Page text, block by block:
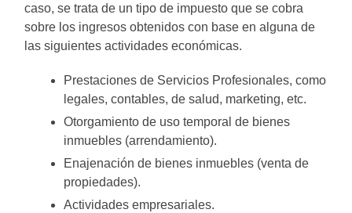
caso, se trata de un tipo de impuesto que se cobra
sobre los ingresos obtenidos con base en alguna de
las siguientes actividades económicas.
Prestaciones de Servicios Profesionales, como
legales, contables, de salud, marketing, etc.
Otorgamiento de uso temporal de bienes
inmuebles (arrendamiento).
Enajenación de bienes inmuebles (venta de
propiedades).
Actividades empresariales.